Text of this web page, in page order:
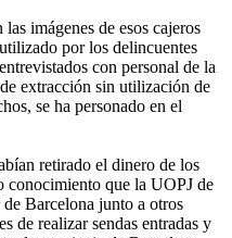
imágenes de esos cajeros
por los delincuentes
con personal de la
extracción sin utilización de
se ha personado en el
retirado el dinero de los
conocimiento que la UOPJ de
Barcelona junto a otros
de realizar sendas entradas y